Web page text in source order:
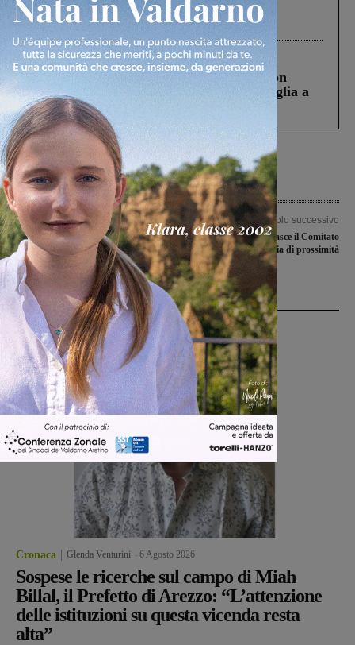
Gianni, Giulia e Franco. Lo schianto, il
processo, lo stop ai sorpassi fra tir....
Cronaca 3 Agosto 2026
Scomparso da una struttura di Castiglion
Fiorentino l’uomo che aveva ucciso la figlia a
Levane nel 2020
Articolo precedente
Festa Olimpia Valdarnese, suo il
Meeting nazionale giovanissimi
Articolo successivo
‘Ora o mai più’: nasce il Comitato
valdarnese pro Giustizia di prossimità
Ultime Notizie
Cronaca Glenda Venturini 6 Agosto 2026
Sospese le ricerche sul campo di Miah
Billal, il Prefetto di Arezzo: “L’attenzione
delle istituzioni su questa vicenda resta
alta”